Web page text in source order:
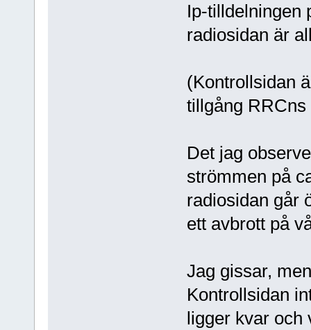
Ip-tilldelningen
radiosidan är
(Kontrollsidan
tillgång
Det jag
strömmen på
radiosidan går
ett avbrott på
Jag gissar,
Kontrollsidan
ligger kvar och